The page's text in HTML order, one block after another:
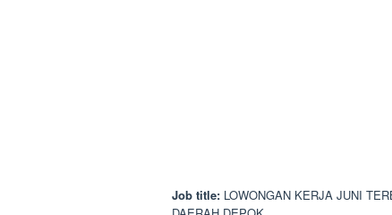
Job title: LOWONGAN KERJA JUNI